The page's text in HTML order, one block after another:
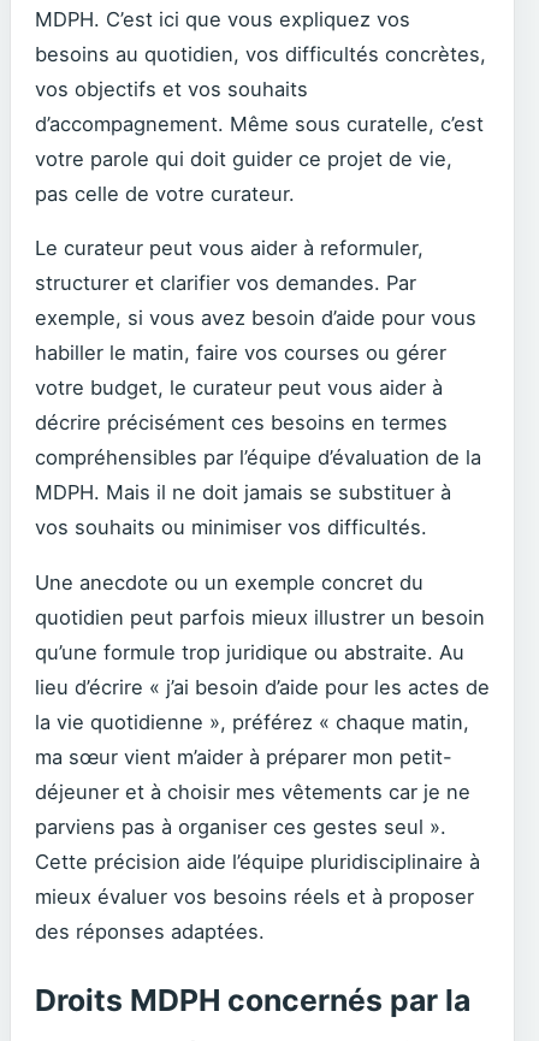
MDPH. C’est ici que vous expliquez vos
besoins au quotidien, vos difficultés concrètes,
vos objectifs et vos souhaits
d’accompagnement. Même sous curatelle, c’est
votre parole qui doit guider ce projet de vie,
pas celle de votre curateur.
Le curateur peut vous aider à reformuler,
structurer et clarifier vos demandes. Par
exemple, si vous avez besoin d’aide pour vous
habiller le matin, faire vos courses ou gérer
votre budget, le curateur peut vous aider à
décrire précisément ces besoins en termes
compréhensibles par l’équipe d’évaluation de la
MDPH. Mais il ne doit jamais se substituer à
vos souhaits ou minimiser vos difficultés.
Une anecdote ou un exemple concret du
quotidien peut parfois mieux illustrer un besoin
qu’une formule trop juridique ou abstraite. Au
lieu d’écrire « j’ai besoin d’aide pour les actes de
la vie quotidienne », préférez « chaque matin,
ma sœur vient m’aider à préparer mon petit-
déjeuner et à choisir mes vêtements car je ne
parviens pas à organiser ces gestes seul ».
Cette précision aide l’équipe pluridisciplinaire à
mieux évaluer vos besoins réels et à proposer
des réponses adaptées.
Droits MDPH concernés par la